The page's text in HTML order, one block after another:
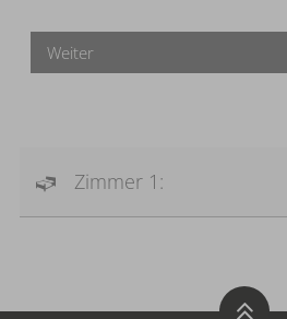
Weiter
Zimmer 1: